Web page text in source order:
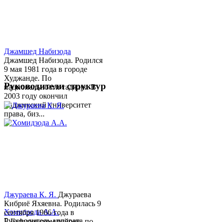
Джамшед Набизода
Джамшед Набизода. Родился
9 мая 1981 года в городе
Худжанде. По
национальности таджик. В
2003 году окончил
Таджикский университет
права, биз...
Хомидзода А.А.
Руководители структур
Джураева К. Я. Джураева
Кибриё Яхяевна. Родилась 9
сентября 1966 года в